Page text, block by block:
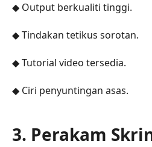
◆ Output berkualiti tinggi.
◆ Tindakan tetikus sorotan.
◆ Tutorial video tersedia.
◆ Ciri penyuntingan asas.
3. Perakam